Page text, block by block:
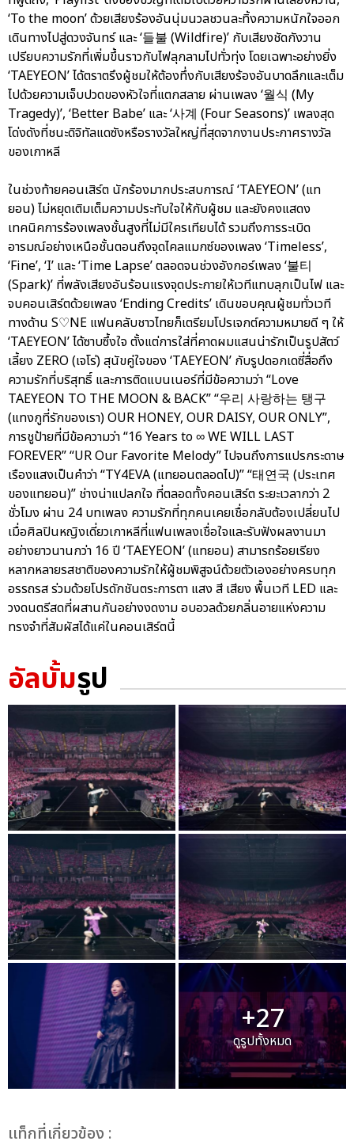
‘To the moon’ ด้วยเสียงร้องอันนุ่มนวลชวนละทิ้งความหนักใจออก
เดินทางไปสู่ดวงจันทร์ และ ‘들불 (Wildfire)’ กับเสียงชัดกังวาน
เปรียบความรักที่เพิ่มขึ้นราวกับไฟลุกลามไปทั่วทุ่ง โดยเฉพาะอย่างยิ่ง
‘TAEYEON’ ได้ตราตรึงผู้ชมให้ต้องทึ่งกับเสียงร้องอันบาดลึกและเต็ม
ไปด้วยความเจ็บปวดของหัวใจที่แตกสลาย ผ่านเพลง ‘월식 (My
Tragedy)’, ‘Better Babe’ และ ‘사계 (Four Seasons)’ เพลงสุด
โด่งดังที่ชนะดิจิทัลแดซังหรือรางวัลใหญ่ที่สุดจากงานประกาศรางวัล
ของเกาหลี
ในช่วงท้ายคอนเสิร์ต นักร้องมากประสบการณ์ ‘TAEYEON’ (แท
ยอน) ไม่หยุดเติมเต็มความประทับใจให้กับผู้ชม และยังคงแสดง
เทคนิคการร้องเพลงชั้นสูงที่ไม่มีใครเทียบได้ รวมถึงการระเบิด
อารมณ์อย่างเหนือชั้นตอนถึงจุดไคลแมกซ์ของเพลง ‘Timeless’,
‘Fine’, ‘I’ และ ‘Time Lapse’ ตลอดจนช่วงอังกอร์เพลง ‘불티
(Spark)’ ที่พลังเสียงอันร้อนแรงจุดประกายให้เวทีแทบลุกเป็นไฟ และ
จบคอนเสิร์ตด้วยเพลง ‘Ending Credits’ เดินขอบคุณผู้ชมทั่วเวที
ทางด้าน S♡NE แฟนคลับชาวไทยก็เตรียมโปรเจกต์ความหมายดี ๆ ให้
‘TAEYEON’ ได้ซาบซึ้งใจ ตั้งแต่การใส่ที่คาดผมแสนน่ารักเป็นรูปสัตว์
เลี้ยง ZERO (เจโร่) สุนัขคู่ใจของ ‘TAEYEON’ กับรูปดอกเดซี่สื่อถึง
ความรักที่บริสุทธิ์ และการติดแบนเนอร์ที่มีข้อความว่า “Love
TAEYEON TO THE MOON & BACK” “우리 사랑하는 탱구
(แทงกูที่รักของเรา) OUR HONEY, OUR DAISY, OUR ONLY”,
การชูป้ายที่มีข้อความว่า “16 Years to ∞ WE WILL LAST
FOREVER” “UR Our Favorite Melody” ไปจนถึงการแปรกระดาษ
เรืองแสงเป็นคำว่า “TY4EVA (แทยอนตลอดไป)” “태연국 (ประเทศ
ของแทยอน)” ช่างน่าแปลกใจ ที่ตลอดทั้งคอนเสิร์ต ระยะเวลากว่า 2
ชั่วโมง ผ่าน 24 บทเพลง ความรักที่ทุกคนเคยเชื่อกลับต้องเปลี่ยนไป
เมื่อศิลปินหญิงเดี่ยวเกาหลีที่แฟนเพลงเชื่อใจและรับฟังผลงานมา
อย่างยาวนานกว่า 16 ปี ‘TAEYEON’ (แทยอน) สามารถร้อยเรียง
หลากหลายรสชาติของความรักให้ผู้ชมพิสูจน์ด้วยตัวเองอย่างครบทุก
อรรถรส ร่วมด้วยโปรดักชันตระการตา แสง สี เสียง พื้นเวที LED และ
วงดนตรีสดที่ผสานกันอย่างงดงาม อบอวลด้วยกลิ่นอายแห่งความ
ทรงจำที่สัมผัสได้แค่ในคอนเสิร์ตนี้
อัลบั้มรูป
+27
ดูรูปทั้งหมด
เเท็กที่เกี่ยวข้อง :